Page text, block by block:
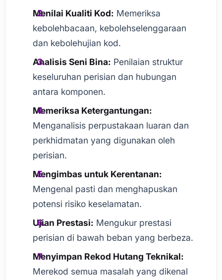
Menilai Kualiti Kod: Memeriksa
kebolehbacaan, kebolehselenggaraan
dan kebolehujian kod.
Analisis Seni Bina: Penilaian struktur
keseluruhan perisian dan hubungan
antara komponen.
Memeriksa Ketergantungan:
Menganalisis perpustakaan luaran dan
perkhidmatan yang digunakan oleh
perisian.
Mengimbas untuk Kerentanan:
Mengenal pasti dan menghapuskan
potensi risiko keselamatan.
Ujian Prestasi: Mengukur prestasi
perisian di bawah beban yang berbeza.
Menyimpan Rekod Hutang Teknikal:
Merekod semua masalah yang dikenal